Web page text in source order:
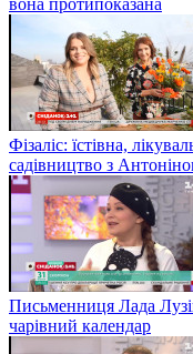
Фізаліс: їстівна,
садівництво з
Письменниця Лада
чарівний календар